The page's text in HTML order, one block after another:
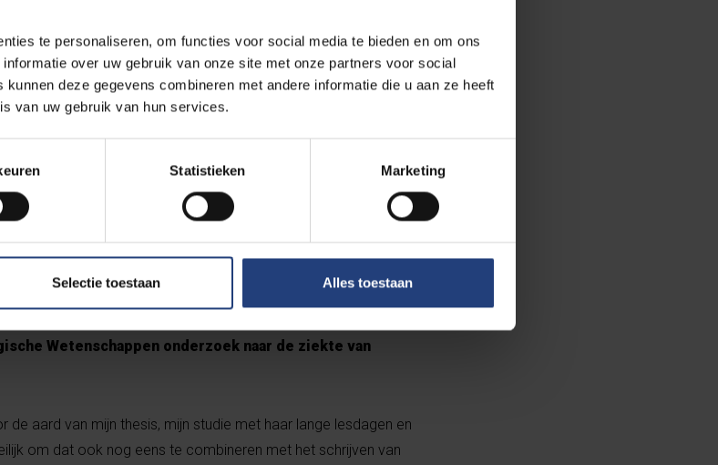
te personaliseren, om functies voor social media te bieden en om ons
over uw gebruik van onze site met onze partners voor social
deze gegevens combineren met andere informatie die u aan ze heeft
van uw gebruik van hun services.
Statistieken Marketing
Selectie toestaan Alles toestaan
mijn thesis en de FWO-
aanvraag niet kunnen
maken dat jaar”
Wetenschappen onderzoek naar de ziekte van
de aard van mijn thesis, mijn studie met haar lange lesdagen en
om dat ook nog eens te combineren met het schrijven van